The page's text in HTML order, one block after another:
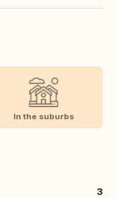
In the suburbs
3